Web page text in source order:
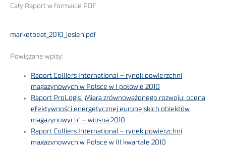
Cały Raport w formacie PDF.
marketbeat_2010_jesien.pdf
Powiązane wpisy:
Raport Colliers International – rynek powierzchni
magazynowych w Polsce w I połowie 2010
Raport ProLogis „Miara zrównoważonego rozwoju: ocena
efektywności energetycznej europejskich obiektów
magazynowych” – wiosna 2010
Raport Colliers International – rynek powierzchni
magazynowych w Polsce w III kwartale 2010